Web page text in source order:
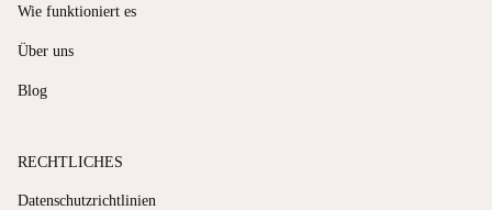
Wie funktioniert es
Über uns
Blog
RECHTLICHES
Datenschutzrichtlinien